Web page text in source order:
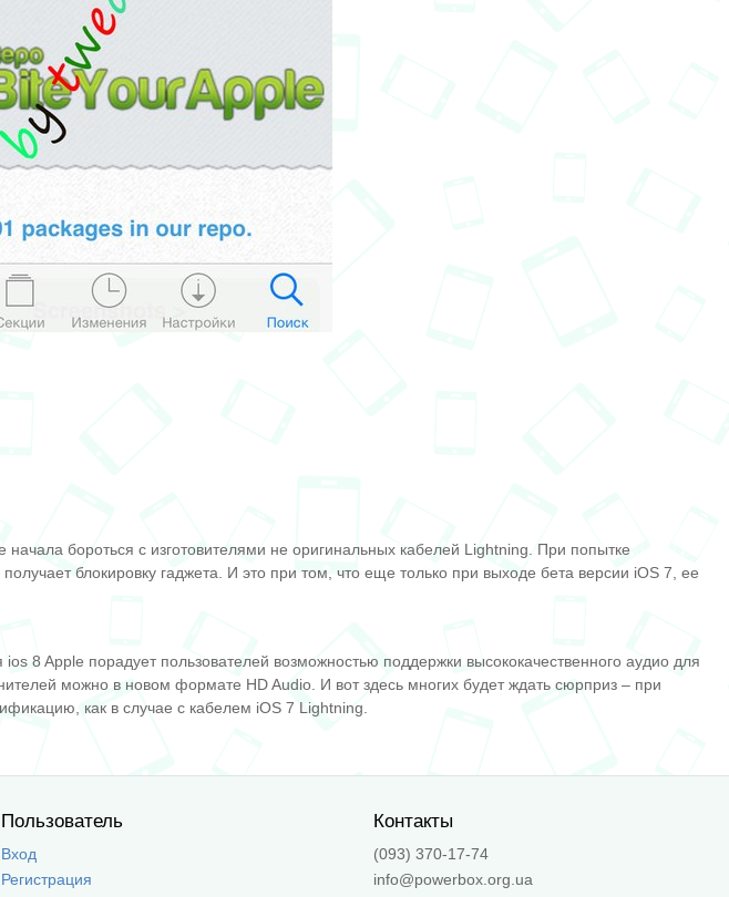
бороться с изготовителями не оригинальных кабелей Lightning. При попытке
блокировку гаджета. И это при том, что еще только при выходе бета версии iOS 7, ее
8 Apple порадует пользователей возможностью поддержки высококачественного аудио для
можно в новом формате HD Audio. И вот здесь многих будет ждать сюрприз – при
как в случае с кабелем iOS 7 Lightning.
Пользователь
Вход
Регистрация
Контакты
(093) 370-17-74
info@powerbox.org.ua